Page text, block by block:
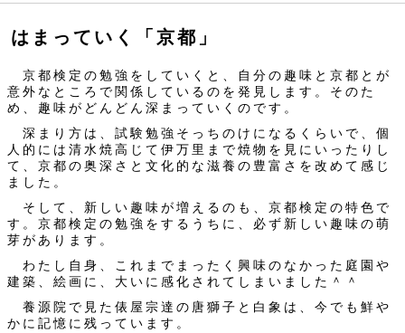
はまっていく「京都」
京都検定の勉強をしていくと、自分の趣味と京都とが
意外なところで関係しているのを発見します。そのた
め、趣味がどんどん深まっていくのです。
深まり方は、試験勉強そっちのけになるくらいで、個
人的には清水焼高じて伊万里まで焼物を見にいったりし
て、京都の奥深さと文化的な滋養の豊富さを改めて感じ
ました。
そして、新しい趣味が増えるのも、京都検定の特色で
す。京都検定の勉強をするうちに、必ず新しい趣味の萌
芽があります。
わたし自身、これまでまったく興味のなかった庭園や
建築、絵画に、大いに感化されてしまいました＾＾
養源院で見た俵屋宗達の唐獅子と白象は、今でも鮮や
かに記憶に残っています。